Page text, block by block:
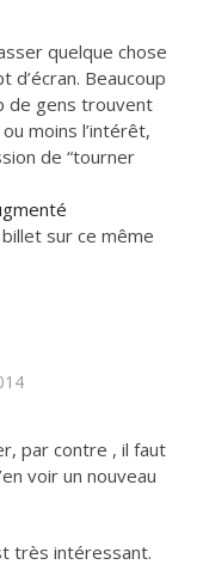
quelque chose
d’écran. Beaucoup
de gens trouvent
moins l’intérêt,
de “tourner
sur ce même
par contre , il faut
voir un nouveau
très intéressant.